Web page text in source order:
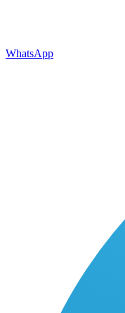
WhatsApp